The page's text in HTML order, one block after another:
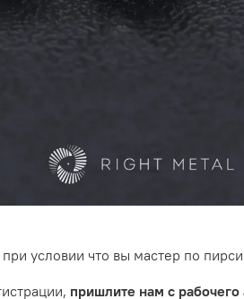
при условии что вы мастер по
пришлите нам с рабочего